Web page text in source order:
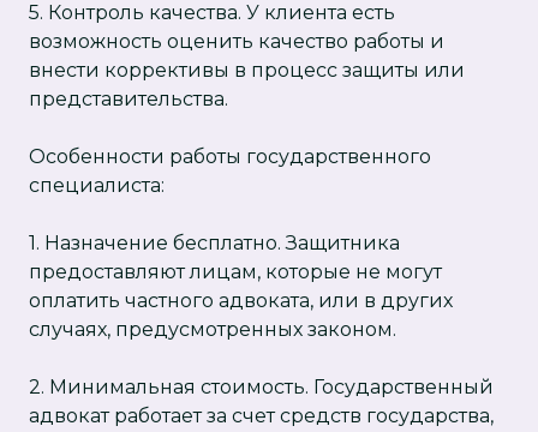
5. Контроль качества. У клиента есть
возможность оценить качество работы и
внести коррективы в процесс защиты или
представительства.
Особенности работы государственного
специалиста:
1. Назначение бесплатно. Защитника
предоставляют лицам, которые не могут
оплатить частного адвоката, или в других
случаях, предусмотренных законом.
2. Минимальная стоимость. Государственный
адвокат работает за счет средств государства,